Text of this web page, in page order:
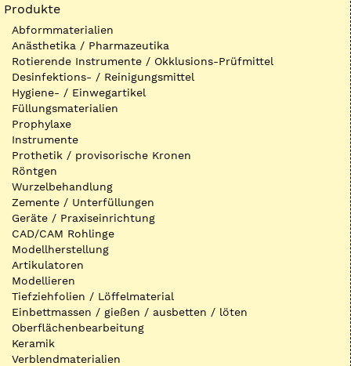
Produkte
Abformmaterialien
Anästhetika / Pharmazeutika
Rotierende Instrumente / Okklusions-Prüfmittel
Desinfektions- / Reinigungsmittel
Hygiene- / Einwegartikel
Füllungsmaterialien
Prophylaxe
Instrumente
Prothetik / provisorische Kronen
Röntgen
Wurzelbehandlung
Zemente / Unterfüllungen
Geräte / Praxiseinrichtung
CAD/CAM Rohlinge
Modellherstellung
Artikulatoren
Modellieren
Tiefziehfolien / Löffelmaterial
Einbettmassen / gießen / ausbetten / löten
Oberflächenbearbeitung
Keramik
Verblendmaterialien